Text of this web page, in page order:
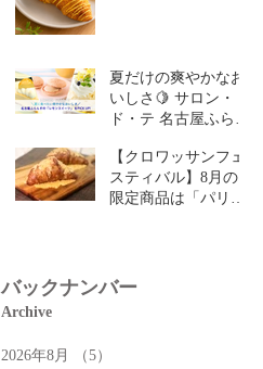
夏だけの爽やかなお
いしさ🍋 サロン・
ド・テ 名古屋ふらん
特集」
【クロワッサンフェ
スティバル】8月の
限定商品は「パリパ
バックナンバー
Archive
2026年8月 （5）